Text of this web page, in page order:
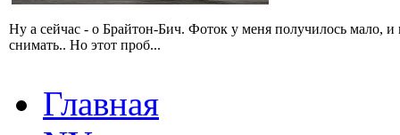
Ну а сейчас - о Брайтон-Бич. Фоток у меня получилось мало,
снимать.. Но этот проб...
Главная